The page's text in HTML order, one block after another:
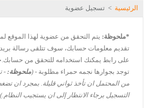
الرئيسية > تسجيل عضوية
*ملحوظة: يتم التحقق من عضوية لهذا الموقع
تقديم معلومات حسابك، سوف تتلقى رسالة بريد
على رابط يمكنك استخدامه للتحقق من
توجد بجوارها نجمه حمراء مطلوبة - (ملحوظة:-
من المحتمل ان تأخذ ثواني قليلة. بمجرد ان
التسجيل برجاء الانتظار إلى ان يستجيب النظام.)